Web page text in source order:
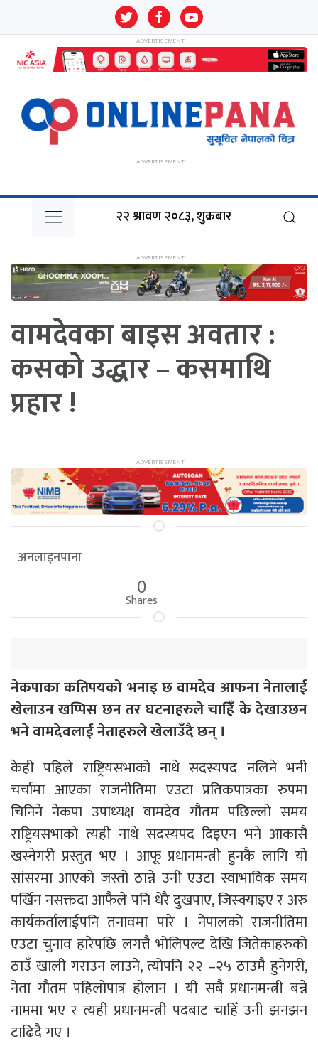
२२ श्रावण २०८३, शुक्रबार
वामदेवका बाइस अवतार :
कसको उद्धार – कसमाथि
प्रहार !
अनलाइनपाना
0
Shares
नेकपाका कतिपयको भनाइ छ वामदेव आफना नेतालाई
खेलाउन खप्पिस छन तर घटनाहरुले चाहिँँ के देखाउछन
भने वामदेवलाई नेताहरुले खेलाउँदै छन् ।
केही पहिले राष्ट्रियसभाको नाथे सदस्यपद नलिने भनी
चर्चामा आएका राजनीतिमा एउटा प्रतिकपात्रका रुपमा
चिनिने नेकपा उपाध्यक्ष वामदेव गौतम पछिल्लो समय
राष्ट्रियसभाको त्यही नाथे सदस्यपद दिइएन भने आकासै
खस्नेगरी प्रस्तुत भए । आफू प्रधानमन्त्री हुनकै लागि यो
सांसरमा आएको जस्तो ठान्ने उनी एउटा स्वाभाविक समय
पर्खिन नसक्तदा आफैले पनि धेरै दुखपाए, जिस्क्याइए र अरु
कार्यकर्तालाईपनि तनावमा पारे । नेपालको राजनीतिमा
एउटा चुनाव हारेपछि लगत्तै भोलिपल्ट देखि जितेकाहरुको
ठाउँ खाली गराउन लाउने, त्योपनि २२ –२५ ठाउमै हुनेगरी,
नेता गौतम पहिलोपात्र होलान । यी सबै प्रधानमन्त्री बन्ने
नाममा भए र त्यही प्रधानमन्त्री पदबाट चाहिँ उनी झनझन
टाढिदै गए ।